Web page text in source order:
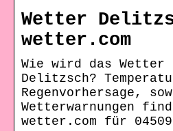
Wetter
wetter.com
Wie wird das Wetter
Delitzsch?
Regenvorhersage,
Wetterwarnungen
wetter.com für